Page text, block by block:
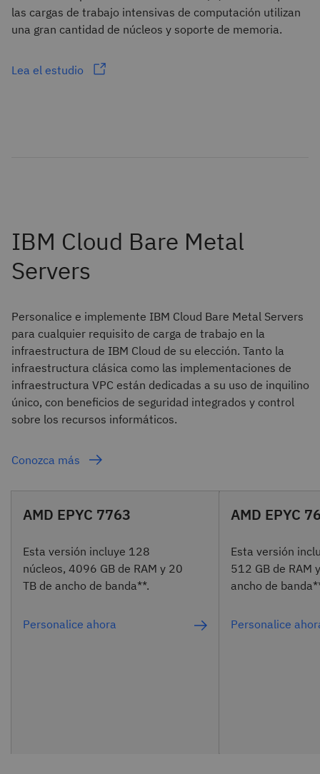
las cargas de trabajo intensivas de computación utilizan
una gran cantidad de núcleos y soporte de memoria.
Lea el estudio
Personalice e implemente IBM Cloud Bare Metal Servers
para cualquier requisito de carga de trabajo en la
infraestructura de IBM Cloud de su elección. Tanto la
infraestructura clásica como las implementaciones de
infraestructura VPC están dedicadas a su uso de inquilino
único, con beneficios de seguridad integrados y control
sobre los recursos informáticos.
Conozca más
AMD EPYC 7763
Esta versión incluye 128
núcleos, 4096 GB de RAM y 20
TB de ancho de banda**.
Personalice ahora
AMD EPYC
Esta versión
512 GB de RAM
ancho de
Personalice